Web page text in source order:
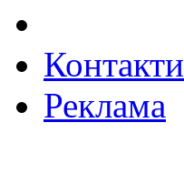
Контакти
Реклама